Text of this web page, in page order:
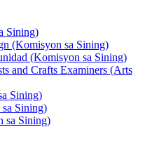
Sining)
(Komisyon sa Sining)
(Komisyon sa Sining)
and Crafts Examiners (Arts
Sining)
Sining)
sa Sining)